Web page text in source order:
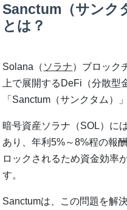
Sanctum（サンク
とは？
Solana（ ソラナ）ブロック
上で展開するDeFi（分散型
「Sanctum（サンクタム）
暗号資産ソラナ（SOL）に
あり、年利5%～8%程の報
ロックされるため資金効率
す。
Sanctumは、この問題を解